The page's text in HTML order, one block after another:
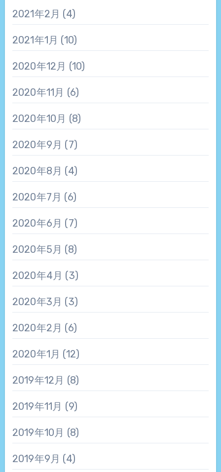
2021年2月 (4)
2021年1月 (10)
2020年12月 (10)
2020年11月 (6)
2020年10月 (8)
2020年9月 (7)
2020年8月 (4)
2020年7月 (6)
2020年6月 (7)
2020年5月 (8)
2020年4月 (3)
2020年3月 (3)
2020年2月 (6)
2020年1月 (12)
2019年12月 (8)
2019年11月 (9)
2019年10月 (8)
2019年9月 (4)